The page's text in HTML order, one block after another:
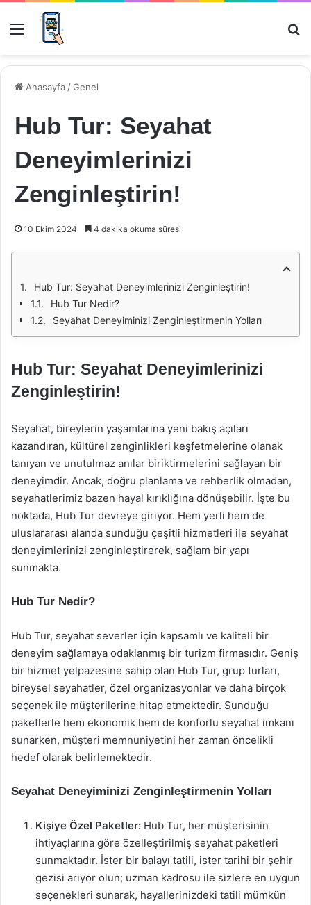
Menü
Anasayfa /Genel
Hub Tur: Seyahat
Deneyimlerinizi
Zenginleştirin!
10 Ekim 2024 4 dakika okuma süresi
Hub Tur: Seyahat Deneyimlerinizi Zenginleştirin!
Hub Tur Nedir?
Seyahat Deneyiminizi Zenginleştirmenin Yolları
Hub Tur: Seyahat Deneyimlerinizi
Zenginleştirin!
Seyahat, bireylerin yaşamlarına yeni bakış açıları
kazandıran, kültürel zenginlikleri keşfetmelerine olanak
tanıyan ve unutulmaz anılar biriktirmelerini sağlayan bir
deneyimdir. Ancak, doğru planlama ve rehberlik olmadan,
seyahatlerimiz bazen hayal kırıklığına dönüşebilir. İşte bu
noktada, Hub Tur devreye giriyor. Hem yerli hem de
uluslararası alanda sunduğu çeşitli hizmetleri ile seyahat
deneyimlerinizi zenginleştirerek, sağlam bir yapı
sunmakta.
Hub Tur Nedir?
Hub Tur, seyahat severler için kapsamlı ve kaliteli bir
deneyim sağlamaya odaklanmış bir turizm firmasıdır. Geniş
bir hizmet yelpazesine sahip olan Hub Tur, grup turları,
bireysel seyahatler, özel organizasyonlar ve daha birçok
seçenek ile müşterilerine hitap etmektedir. Sunduğu
paketlerle hem ekonomik hem de konforlu seyahat imkanı
sunarken, müşteri memnuniyetini her zaman öncelikli
hedef olarak belirlemektedir.
Seyahat Deneyiminizi Zenginleştirmenin Yolları
Kişiye Özel Paketler: Hub Tur, her müşterisinin
ihtiyaçlarına göre özelleştirilmiş seyahat paketleri
sunmaktadır. İster bir balayı tatili, ister tarihi bir şehir
gezisi arıyor olun; uzman kadrosu ile sizlere en uygun
seçenekleri sunarak, hayallerinizdeki tatili mümkün